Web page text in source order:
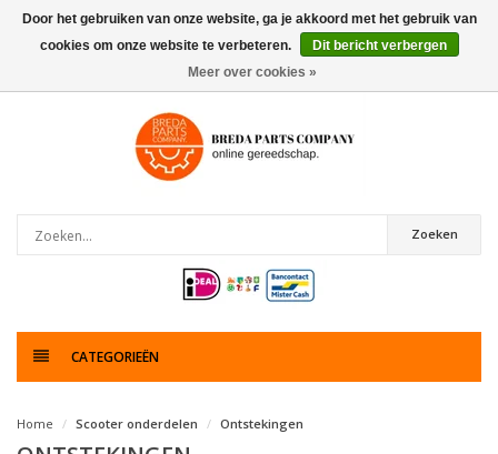
0artikelen
Zoeken
CATEGORIEËN
Home Scooter onderdelen Ontstekingen
Door het gebruiken van onze website, ga je akkoord met het gebruik van
cookies om onze website te verbeteren.
Dit bericht verbergen
Meer over cookies »